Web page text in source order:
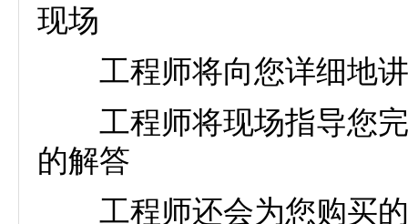
现场
工程师将向您详细地讲
工程师将现场指导您完
的解答
工程师还会为您购买的